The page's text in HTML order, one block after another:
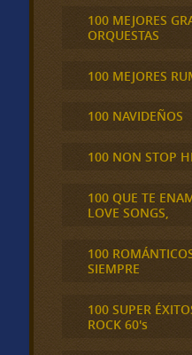
100 MEJORES
ORQUESTAS
100 MEJORES
100 NAVIDEÑOS
100 NON STOP
100 QUE TE
LOVE SONGS,
100
SIEMPRE
100 SUPER
ROCK 60's